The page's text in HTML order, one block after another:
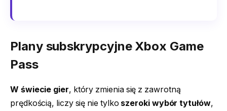
Plany subskrypcyjne Xbox Game
Pass
W świecie gier, który zmienia się z zawrotną
prędkością, liczy się nie tylko szeroki wybór tytułów,